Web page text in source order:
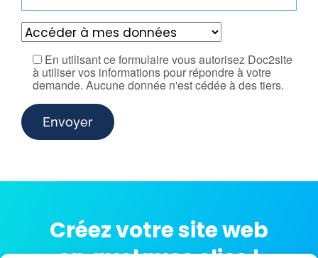
En utilisant ce formulaire vous autorisez Doc2site
à utiliser vos informations pour répondre à votre
demande. Aucune donnée n'est cédée à des tiers.
Créez votre site web